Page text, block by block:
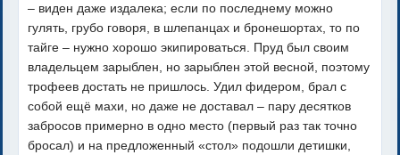
– виден даже издалека; если по последнему можно
гулять, грубо говоря, в шлепанцах и бронешортах, то по
тайге – нужно хорошо экипироваться. Пруд был своим
владельцем зарыблен, но зарыблен этой весной, поэтому
трофеев достать не пришлось. Удил фидером, брал с
собой ещё махи, но даже не доставал – пару десятков
забросов примерно в одно место (первый раз так точно
бросал) и на предложенный «стол» подошли детишки,